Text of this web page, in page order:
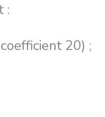
:
20) ;